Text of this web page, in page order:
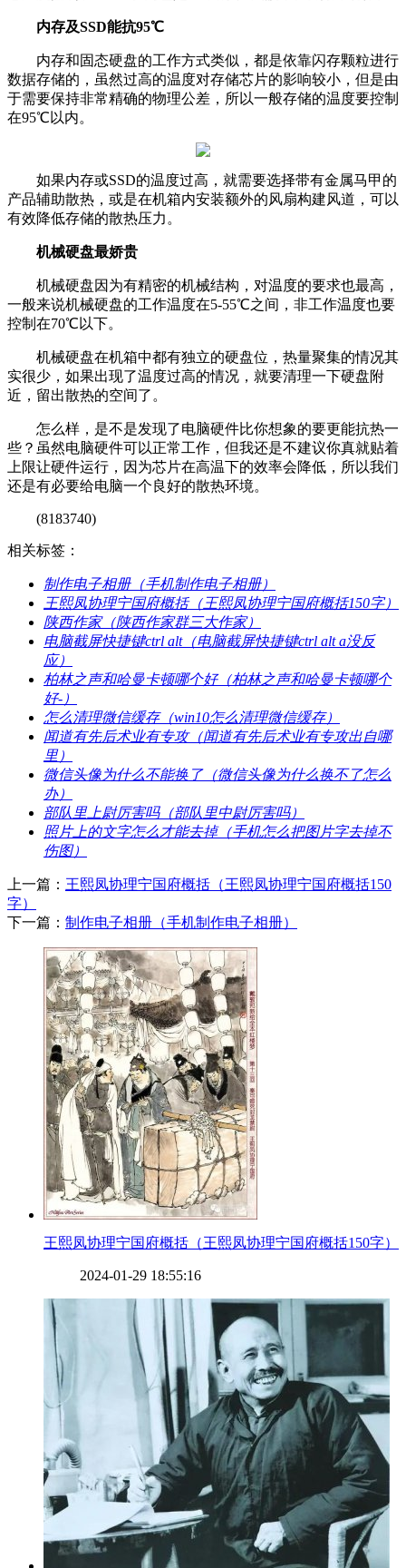
内存及SSD能抗95℃
内存和固态硬盘的工作方式类似，都是依靠闪存颗粒进行
数据存储的，虽然过高的温度对存储芯片的影响较小，但是由
于需要保持非常精确的物理公差，所以一般存储的温度要控制
在95℃以内。
如果内存或SSD的温度过高，就需要选择带有金属马甲的
产品辅助散热，或是在机箱内安装额外的风扇构建风道，可以
有效降低存储的散热压力。
机械硬盘最娇贵
机械硬盘因为有精密的机械结构，对温度的要求也最高，
一般来说机械硬盘的工作温度在5-55℃之间，非工作温度也要
控制在70℃以下。
机械硬盘在机箱中都有独立的硬盘位，热量聚集的情况其
实很少，如果出现了温度过高的情况，就要清理一下硬盘附
近，留出散热的空间了。
怎么样，是不是发现了电脑硬件比你想象的要更能抗热一
些？虽然电脑硬件可以正常工作，但我还是不建议你真就贴着
上限让硬件运行，因为芯片在高温下的效率会降低，所以我们
还是有必要给电脑一个良好的散热环境。
(8183740)
相关标签：
​制作电子相册（手机制作电子相册）
​王熙凤协理宁国府概括（王熙凤协理宁国府概括150字）
​陕西作家（陕西作家群三大作家）
​电脑截屏快捷键ctrl alt（电脑截屏快捷键ctrl alt a没反
应）
​柏林之声和哈曼卡顿哪个好（柏林之声和哈曼卡顿哪个
好-）
​怎么清理微信缓存（win10怎么清理微信缓存）
​闻道有先后术业有专攻（闻道有先后术业有专攻出自哪
里）
​微信头像为什么不能换了（微信头像为什么换不了怎么
办）
​部队里上尉厉害吗（部队里中尉厉害吗）
​照片上的文字怎么才能去掉（手机怎么把图片字去掉不
伤图）
上一篇： ​王熙凤协理宁国府概括（王熙凤协理宁国府概括150
字）
下一篇： ​制作电子相册（手机制作电子相册）
​王熙凤协理宁国府概括（王熙凤协理宁国府概括150字）
2024-01-29 18:55:16